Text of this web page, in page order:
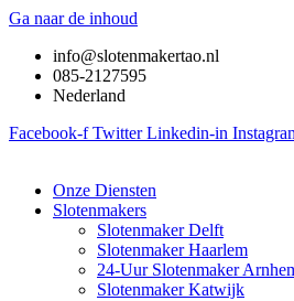
Ga naar de inhoud
info@slotenmakertao.nl
085-2127595
Nederland
Facebook-f Twitter Linkedin-in
Onze Diensten
Slotenmakers
Slotenmaker Delft
Slotenmaker Haarlem
24-Uur Slotenmaker
Slotenmaker Katwijk